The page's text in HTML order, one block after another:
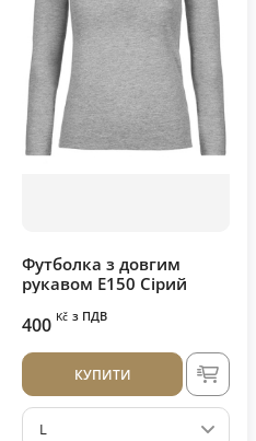
Футболка з довгим
рукавом E150 Сірий
400 Kč з ПДВ
КУПИТИ
L